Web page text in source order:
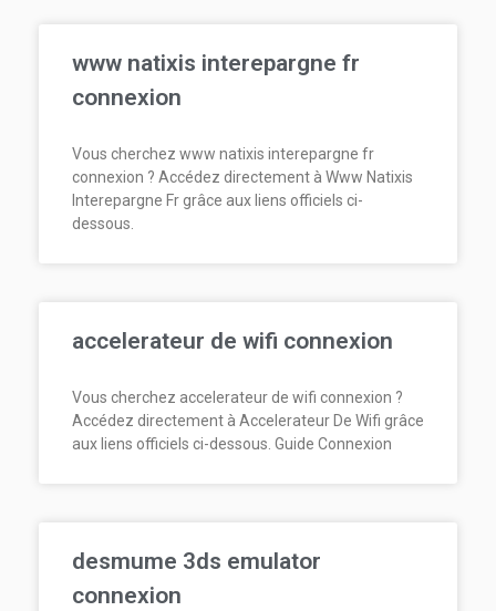
www natixis interepargne fr
connexion
Vous cherchez www natixis interepargne fr
connexion ? Accédez directement à Www Natixis
Interepargne Fr grâce aux liens officiels ci-
dessous.
accelerateur de wifi connexion
Vous cherchez accelerateur de wifi connexion ?
Accédez directement à Accelerateur De Wifi grâce
aux liens officiels ci-dessous. Guide Connexion
desmume 3ds emulator
connexion